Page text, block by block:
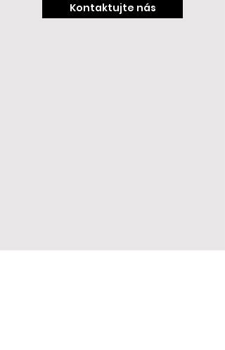
Minimální objednávka
Kontaktujte nás